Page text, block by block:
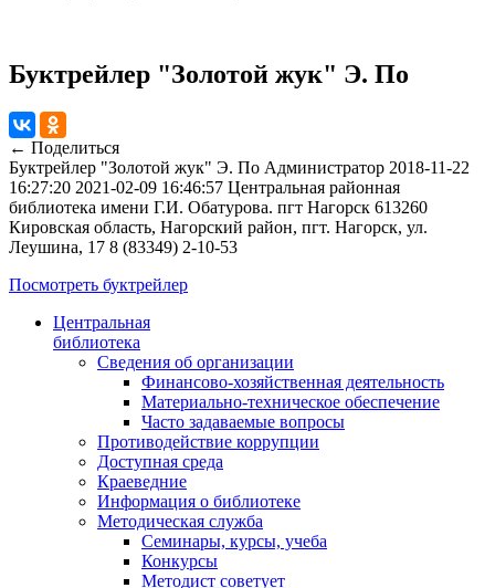
Буктрейлер "Золотой жук" Э. По
← Поделиться
Буктрейлер "Золотой жук" Э. По Администратор 2018-11-22
16:27:20 2021-02-09 16:46:57 Центральная районная
библиотека имени Г.И. Обатурова. пгт Нагорск 613260
Кировская область, Нагорский район, пгт. Нагорск, ул.
Леушина, 17 8 (83349) 2-10-53
Посмотреть буктрейлер
Центральная
библиотека
Сведения об организации
Финансово-хозяйственная деятельность
Материально-техническое обеспечение
Часто задаваемые вопросы
Противодействие коррупции
Доступная среда
Краеведние
Информация о библиотеке
Методическая служба
Семинары, курсы, учеба
Конкурсы
Методист советует